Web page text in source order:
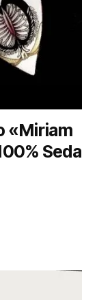
«Miriam
Seda